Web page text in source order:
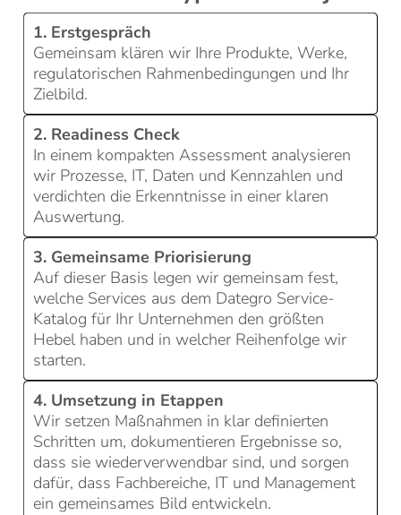
1. Erstgespräch
Gemeinsam klären wir Ihre Produkte, Werke,
regulatorischen Rahmenbedingungen und Ihr
Zielbild.
2. Readiness Check
In einem kompakten Assessment analysieren
wir Prozesse, IT, Daten und Kennzahlen und
verdichten die Erkenntnisse in einer klaren
Auswertung.
3. Gemeinsame Priorisierung
Auf dieser Basis legen wir gemeinsam fest,
welche Services aus dem Dategro Service-
Katalog für Ihr Unternehmen den größten
Hebel haben und in welcher Reihenfolge wir
starten.
4. Umsetzung in Etappen
Wir setzen Maßnahmen in klar definierten
Schritten um, dokumentieren Ergebnisse so,
dass sie wiederverwendbar sind, und sorgen
dafür, dass Fachbereiche, IT und Management
ein gemeinsames Bild entwickeln.